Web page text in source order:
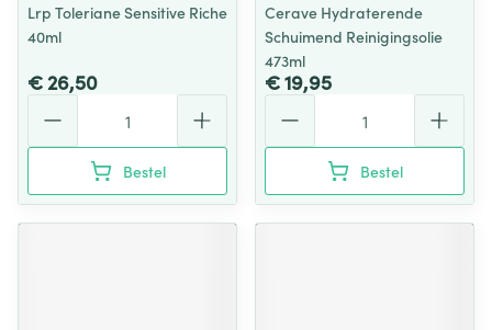
Lrp Toleriane Sensitive Riche
40ml
€ 26,50
Bestel
Cerave Hydraterende
Schuimend Reinigingsolie
473ml
€ 19,95
Bestel